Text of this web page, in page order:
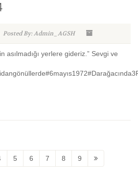
Posted By: Admin_AGSH
asılmadığı yerlere gideriz.” Sevgi ve
5 6 7 8 9